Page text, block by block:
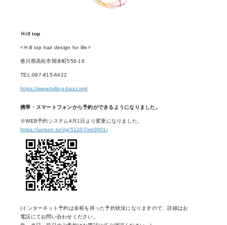
Ｈill top
<Ｈill top hair design for life>
香川県高松市岡本町556-16
TEL:087-815-6422
https://www.hilltop-hair.com/
携帯・スマートフォンから予約ができるようになりました。
※WEB予約システム4月1日より変更になりました。
https://saloon.to/r/g/51207/m/0001/
(インターネット予約は余裕を持った予約状況になりますので、詳細はお
電話にてお問い合わせください。